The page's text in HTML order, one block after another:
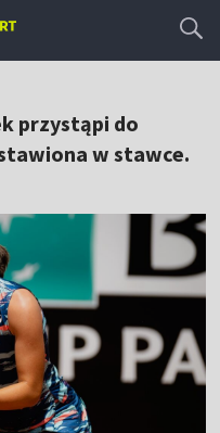
przystąpi do
w stawce.